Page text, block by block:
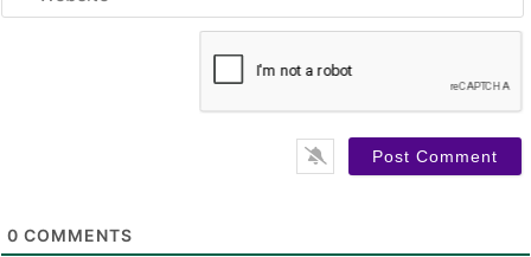
0 COMMENTS